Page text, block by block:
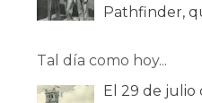
Pathfinder,
Tal día como hoy...
El 29 de julio